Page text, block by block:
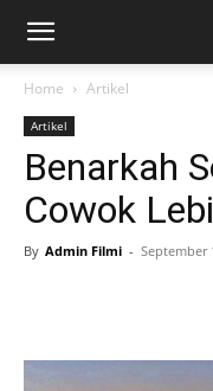
fiksiislami.com
Home Artikel
Artikel
Benarkah
Cowok
By Admin Filmi - September